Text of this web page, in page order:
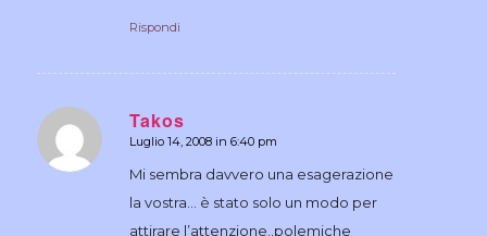
Rispondi
Takos
dice:
Luglio 14, 2008 in 6:40 pm
Mi sembra davvero una esagerazione
la vostra… è stato solo un modo per
attirare l’attenzione..polemiche